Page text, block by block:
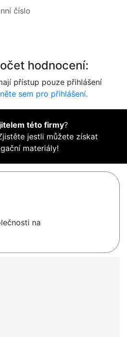
číslo
hodnocení:
přístup pouze přihlášení
sem pro přihlášení.
této firmy?
jestli můžete získat
materiály!
na